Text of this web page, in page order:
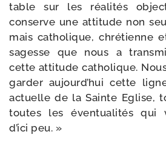
table sur les réa­li­tés
conserve une atti­tude non
mais catho­lique, chré­tienne
sagesse que nous a
cette atti­tude catho­lique.
gar­der aujourd’hui cette
actuelle de la Sainte Eglise,
toutes les éven­tua­li­tés qui
d’ici peu. »